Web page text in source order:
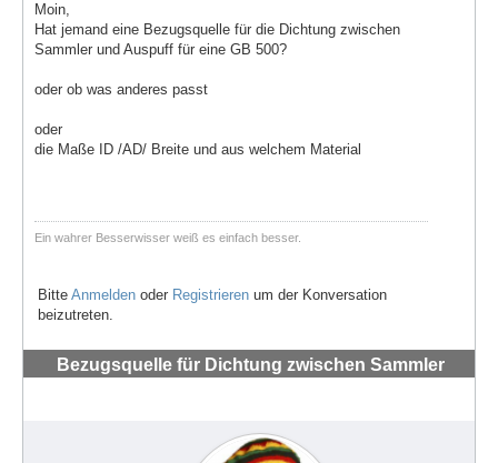
Moin,
Hat jemand eine Bezugsquelle für die Dichtung zwischen
Sammler und Auspuff für eine GB 500?
oder ob was anderes passt
oder
die Maße ID /AD/ Breite und aus welchem Material
Ein wahrer Besserwisser weiß es einfach besser.
Bitte Anmelden oder Registrieren um der Konversation
beizutreten.
Bezugsquelle für Dichtung zwischen Sammler